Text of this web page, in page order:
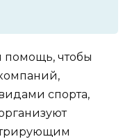
помощь, чтобы
спорта,